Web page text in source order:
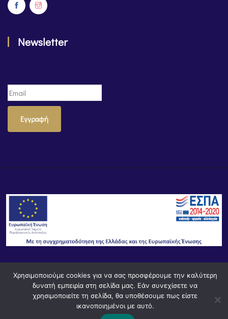
Newsletter
Εγγραφή
© Powered byKnowledge AE
Χρησιμοποιούμε cookies για να σας προσφέρουμε την καλύτερη
δυνατή εμπειρία στη σελίδα μας. Εάν συνεχίσετε να
χρησιμοποιείτε τη σελίδα, θα υποθέσουμε πως είστε
ικανοποιημένοι με αυτό.